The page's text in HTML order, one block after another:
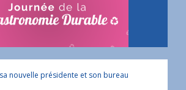
sa nouvelle présidente et son bureau